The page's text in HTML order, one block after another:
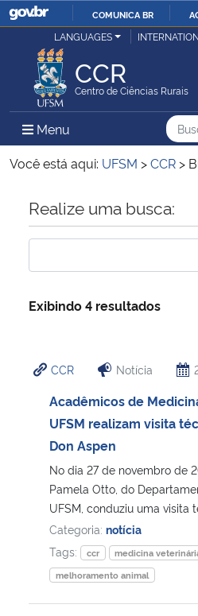
IR
COMUNICA BR
Ministério da Justiça e Segurança Pública
Ministério da Defesa
Ministério das Relações Exteriores
Ministério da Economia
Ministério da Infraestrutura
Ministério da Cidadania
Ministério de Minas e Energia
Ministério da Ciência, Tecnologia,
Ministério do Meio Ambiente
Ministério do Turismo
LANGUAGES
CCR
Centro de Ciências Rurais
Menu Menu Principal do
Você está aqui: UFSM >CCR >
Início do conteúdo
Realize uma busca:
Exibindo 4 resultados
CCR Notícia
Acadêmicos de
UFSM realizam visita
Don Aspen
No dia 27 de novembro de
Pamela Otto, do
UFSM, conduziu uma visita
Categoria: notícia
Tags:
ccr
medicina
melhoramento animal